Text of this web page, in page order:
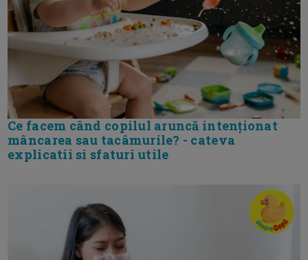
Ce facem când copilul aruncă intenționat
mâncarea sau tacâmurile? - cateva
explicatii si sfaturi utile